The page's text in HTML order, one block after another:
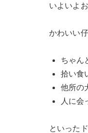
いよいよ
かわいい
ちゃん
拾い食
他所の
人に会
といった